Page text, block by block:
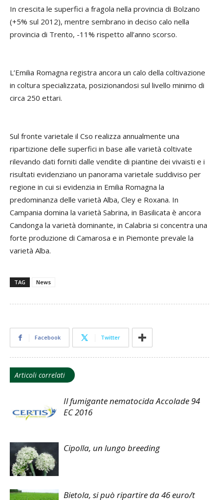
In crescita le superfici a fragola nella provincia di Bolzano
(+5% sul 2012), mentre sembrano in deciso calo nella
provincia di Trento, -11% rispetto all’anno scorso.
L’Emilia Romagna registra ancora un calo della coltivazione
in coltura specializzata, posizionandosi sul livello minimo di
circa 250 ettari.
Sul fronte varietale il Cso realizza annualmente una
ripartizione delle superfici in base alle varietà coltivate
rilevando dati forniti dalle vendite di piantine dei vivaisti e i
risultati evidenziano un panorama varietale suddiviso per
regione in cui si evidenzia in Emilia Romagna la
predominanza delle varietà Alba, Cley e Roxana. In
Campania domina la varietà Sabrina, in Basilicata è ancora
Candonga la varietà dominante, in Calabria si concentra una
forte produzione di Camarosa e in Piemonte prevale la
varietà Alba.
TAG News
Facebook Twitter
Articoli correlati
Il fumigante nematocida Accolade 94
EC 2016
Cipolla, un lungo breeding
Bietola, si può ripartire da 46 euro/t